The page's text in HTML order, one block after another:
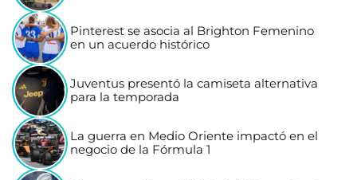
Pinterest se asocia al Brighton Femenino
en un acuerdo histórico
Juventus presentó la camiseta alternativa
para la temporada
La guerra en Medio Oriente impactó en el
negocio de la Fórmula 1